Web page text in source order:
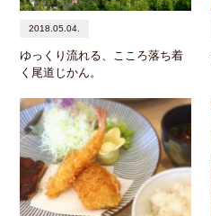
2018.05.04.
ゆっくり流れる、こころ落ち着
く尾道じかん。